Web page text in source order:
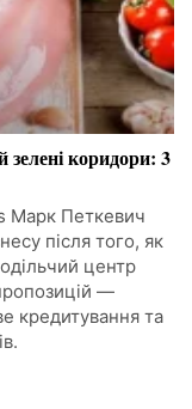
зелені коридори: 3
Марк Петкевич
після того, як
центр
—
кредитування та